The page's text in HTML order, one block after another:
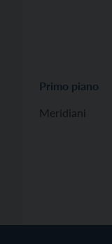
Primo piano
Meridiani